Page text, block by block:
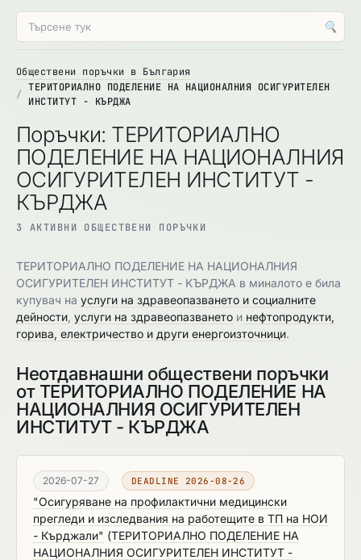
🔍
Обществени поръчки в България
ТЕРИТОРИАЛНО ПОДЕЛЕНИЕ НА НАЦИОНАЛНИЯ ОСИГУРИТЕЛЕН
ИНСТИТУТ - КЪРДЖА
Поръчки: ТЕРИТОРИАЛНО
ПОДЕЛЕНИЕ НА НАЦИОНАЛНИЯ
ОСИГУРИТЕЛЕН ИНСТИТУТ -
КЪРДЖА
3 АКТИВНИ ОБЩЕСТВЕНИ ПОРЪЧКИ
ТЕРИТОРИАЛНО ПОДЕЛЕНИЕ НА НАЦИОНАЛНИЯ
ОСИГУРИТЕЛЕН ИНСТИТУТ - КЪРДЖА в миналото е била
купувач на услуги на здравеопазването и социалните
дейности услуги на здравеопазването и нефтопродукти,
горива, електричество и други енергоизточници.
Неотдавнашни обществени поръчки
от ТЕРИТОРИАЛНО ПОДЕЛЕНИЕ НА
НАЦИОНАЛНИЯ ОСИГУРИТЕЛЕН
ИНСТИТУТ - КЪРДЖА
2026-07-27 DEADLINE 2026-08-26
"Осигуряване на профилактични медицински
прегледи и изследвания на работещите в ТП на НОИ
- Кърджали" (ТЕРИТОРИАЛНО ПОДЕЛЕНИЕ НА
НАЦИОНАЛНИЯ ОСИГУРИТЕЛЕН ИНСТИТУТ -